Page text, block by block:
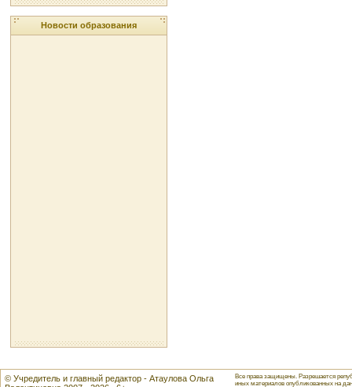
Новости образования
© Учредитель и главный редактор - Атаулова Ольга
Все права защищены. Разрешается
иных материалов опубликованных на